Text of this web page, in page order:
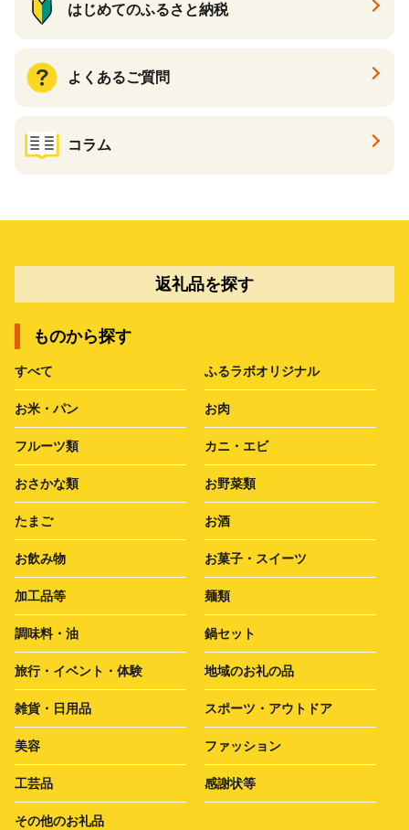
はじめてのふるさと納税
よくあるご質問
コラム
返礼品を探す
ものから探す
すべて ふるラボオリジナル
お米・パン お肉
フルーツ類 カニ・エビ
おさかな類 お野菜類
たまご お酒
お飲み物 お菓子・スイーツ
加工品等 麺類
調味料・油 鍋セット
旅行・イベント・体験 地域のお礼の品
雑貨・日用品 スポーツ・アウトドア
美容 ファッション
工芸品 感謝状等
その他のお礼品